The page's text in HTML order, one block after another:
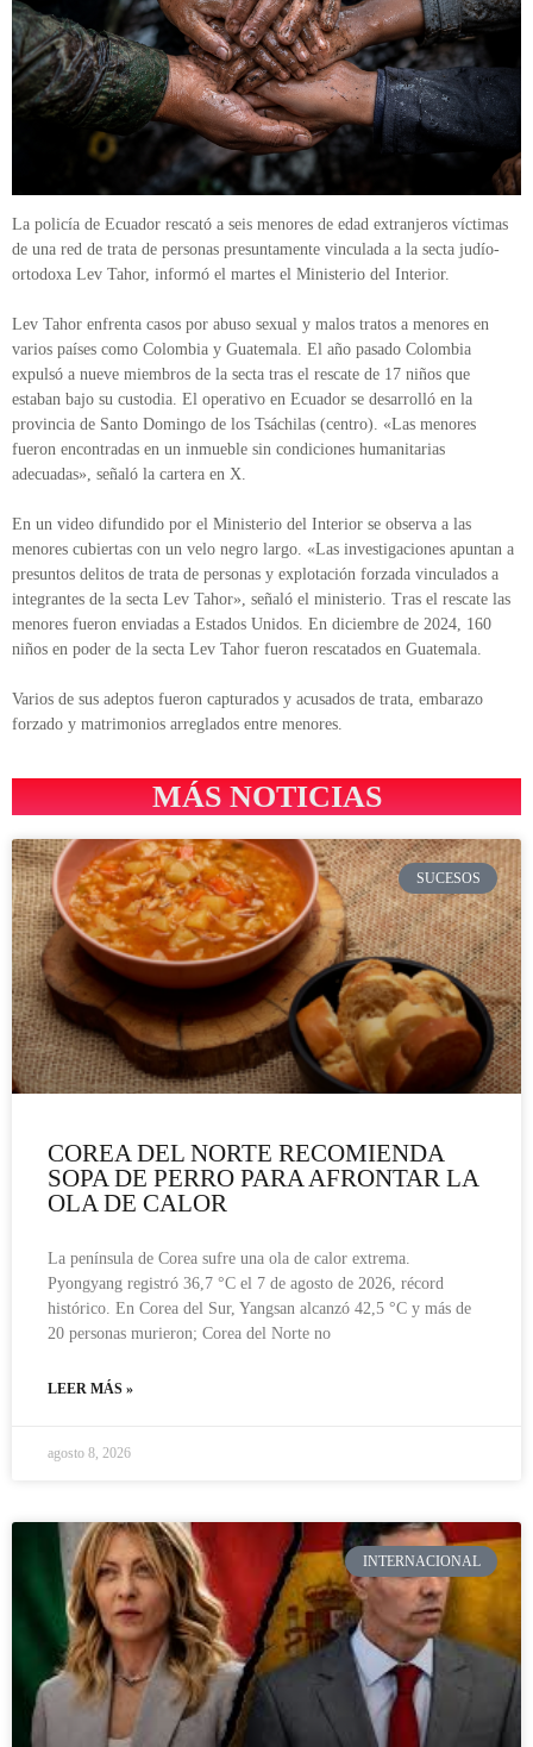
La policía de Ecuador rescató a seis menores de edad extranjeros víctimas
de una red de trata de personas presuntamente vinculada a la secta judío-
ortodoxa Lev Tahor, informó el martes el Ministerio del Interior.
Lev Tahor enfrenta casos por abuso sexual y malos tratos a menores en
varios países como Colombia y Guatemala. El año pasado Colombia
expulsó a nueve miembros de la secta tras el rescate de 17 niños que
estaban bajo su custodia. El operativo en Ecuador se desarrolló en la
provincia de Santo Domingo de los Tsáchilas (centro). «Las menores
fueron encontradas en un inmueble sin condiciones humanitarias
adecuadas», señaló la cartera en X.
En un video difundido por el Ministerio del Interior se observa a las
menores cubiertas con un velo negro largo. «Las investigaciones apuntan a
presuntos delitos de trata de personas y explotación forzada vinculados a
integrantes de la secta Lev Tahor», señaló el ministerio. Tras el rescate las
menores fueron enviadas a Estados Unidos. En diciembre de 2024, 160
niños en poder de la secta Lev Tahor fueron rescatados en Guatemala.
Varios de sus adeptos fueron capturados y acusados de trata, embarazo
forzado y matrimonios arreglados entre menores.
MÁS NOTICIAS
SUCESOS
COREA DEL NORTE RECOMIENDA
SOPA DE PERRO PARA AFRONTAR LA
OLA DE CALOR
La península de Corea sufre una ola de calor extrema.
Pyongyang registró 36,7 °C el 7 de agosto de 2026, récord
histórico. En Corea del Sur, Yangsan alcanzó 42,5 °C y más de
20 personas murieron; Corea del Norte no
LEER MÁS »
agosto 8, 2026
INTERNACIONAL